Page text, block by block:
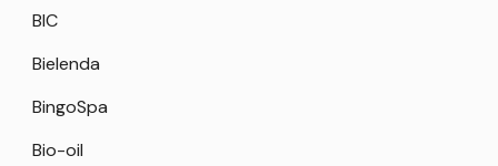
BIC
Bielenda
BingoSpa
Bio-oil